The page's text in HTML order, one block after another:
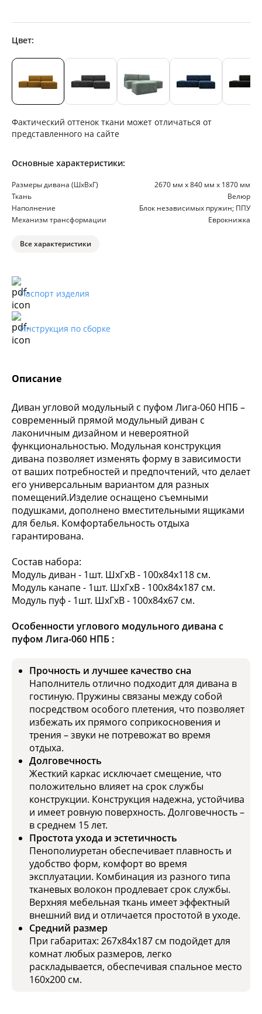
Описание
Диван угловой модульный с пуфом Лига-060 НПБ –
современный прямой модульный диван с
лаконичным дизайном и невероятной
функциональностью. Модульная конструкция
дивана позволяет изменять форму в зависимости
от ваших потребностей и предпочтений, что делает
его универсальным вариантом для разных
помещений.Изделие оснащено съемными
подушками, дополнено вместительными ящиками
для белья. Комфортабельность отдыха
гарантирована.
Состав набора:
Модуль диван - 1шт. ШхГхВ - 100х84х118 см.
Модуль канапе - 1шт. ШхГхВ - 100х84х187 см.
Модуль пуф - 1шт. ШхГхВ - 100х84х67 см.
Особенности углового модульного дивана с
пуфом Лига-060 НПБ :
Прочность и лучшее качество сна
Наполнитель отлично подходит для дивана в
гостиную. Пружины связаны между собой
посредством особого плетения, что позволяет
избежать их прямого соприкосновения и
трения – звуки не потревожат во время
отдыха.
Долговечность
Жесткий каркас исключает смещение, что
положительно влияет на срок службы
конструкции. Конструкция надежна, устойчива
и имеет ровную поверхность. Долговечность –
в среднем 15 лет.
Простота ухода и эстетичность
Пенополиуретан обеспечивает плавность и
удобство форм, комфорт во время
эксплуатации. Комбинация из разного типа
тканевых волокон продлевает срок службы.
Верхняя мебельная ткань имеет эффектный
внешний вид и отличается простотой в уходе.
Средний размер
При габаритах: 267x84x187 см подойдет для
комнат любых размеров, легко
раскладывается, обеспечивая спальное место
160x200 см.
Цвет:
Фактический оттенок ткани может отличаться от
представленного на сайте
Основные характеристики:
Размеры дивана (ШхВхГ)
2670 мм х 840 мм х 1870 мм
Ткань
Велюр
Наполнение
Блок независимых пружин; ППУ
Механизм трансформации
Еврокнижка
Все характеристики
Паспорт изделия
Инструкция по сборке